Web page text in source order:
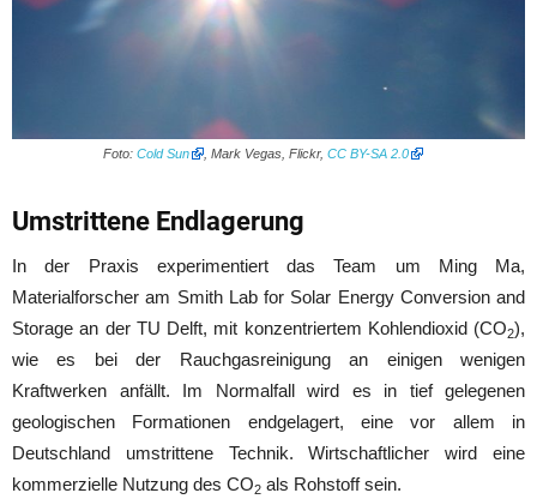
Foto: Cold Sun , Mark Vegas, Flickr, CC BY-SA 2.0
Umstrittene Endlagerung
In der Praxis experimentiert das Team um Ming Ma,
Materialforscher am Smith Lab for Solar Energy Conversion and
Storage an der TU Delft, mit konzentriertem Kohlendioxid (CO2),
wie es bei der Rauchgasreinigung an einigen wenigen
Kraftwerken anfällt. Im Normalfall wird es in tief gelegenen
geologischen Formationen endgelagert, eine vor allem in
Deutschland umstrittene Technik. Wirtschaftlicher wird eine
kommerzielle Nutzung des CO2 als Rohstoff sein.